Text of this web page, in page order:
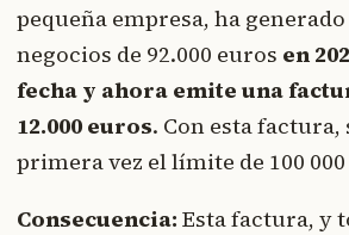
pequeña empresa, ha
negocios de 92.000 euros en
fecha y ahora emite una
12.000 euros. Con esta
primera vez el límite de 100 000
Consecuencia: Esta factura, y